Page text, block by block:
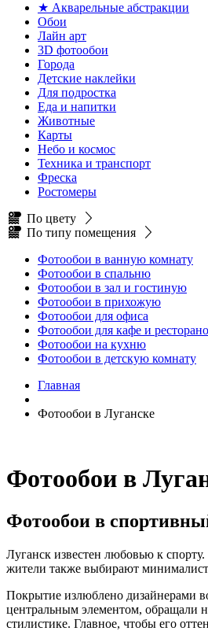
★ Акварельные абстракции
Обои
Лайн арт
3D фотообои
Города
Детские наклейки
Для подростка
Еда и напитки
Животные
Карты
Небо и космос
Техника и транспорт
Фреска
Ростомеры
По цвету
По типу помещения
Фотообои в ванную комнату
Фотообои в спальню
Фотообои в зал и гостиную
Фотообои в прихожую
Фотообои для офиса
Фотообои для кафе и
Фотообои на кухню
Фотообои в детскую комнату
Главная
Фотообои в Луганске
Фотообои в
Фотообои в
Луганск известен любовью к
жители также выбирают
Покрытие излюблено дизайнерами
центральным элементом, обращали
стилистике. Главное, чтобы его